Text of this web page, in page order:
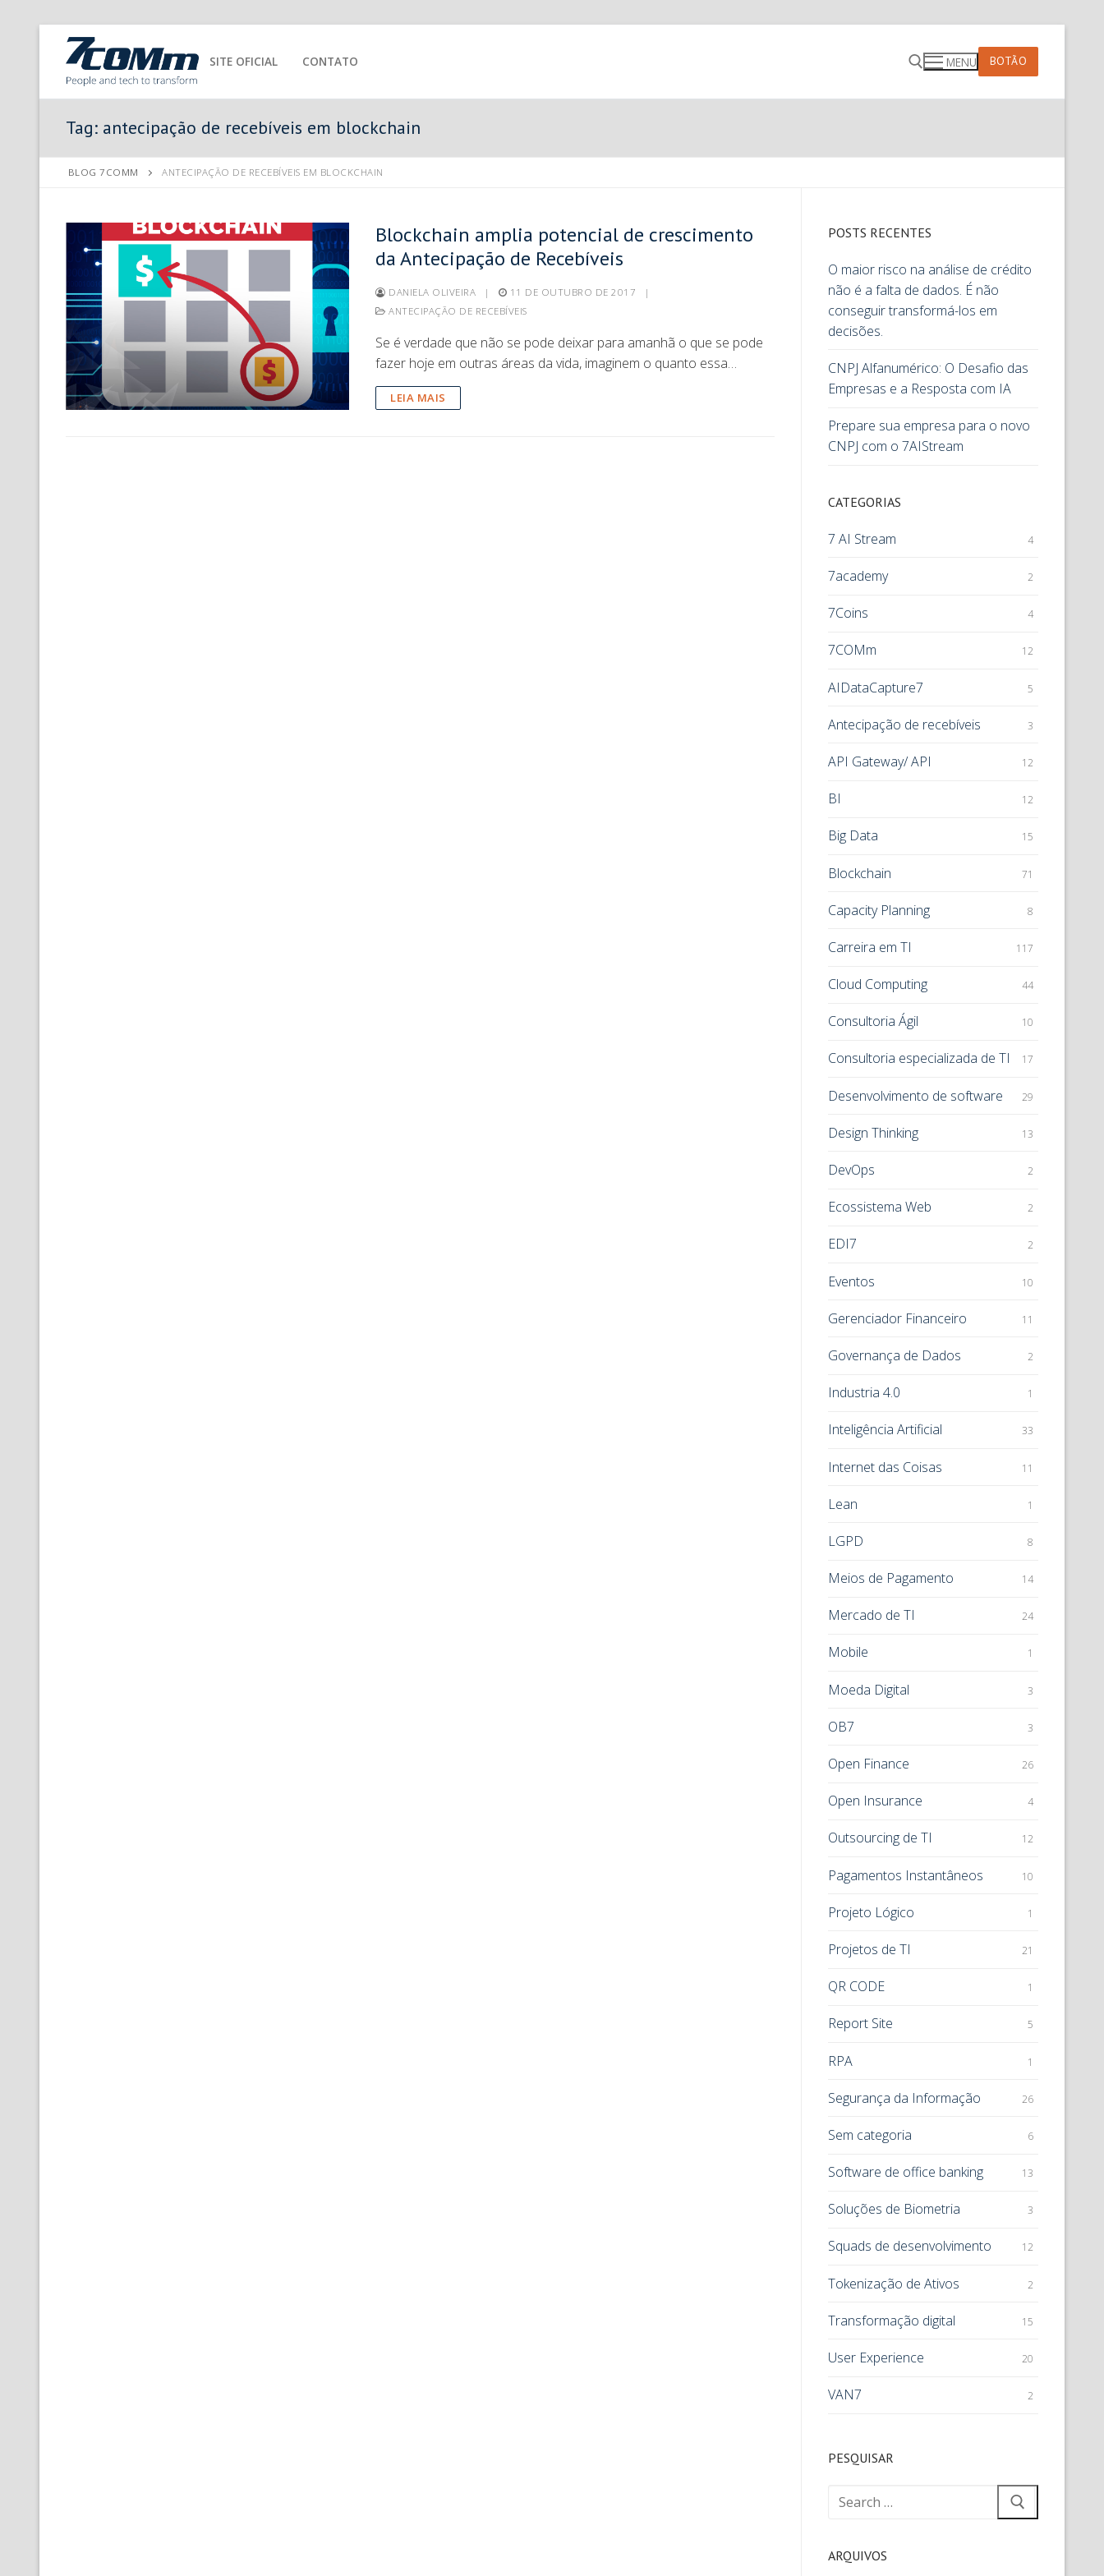
SITE OFICIAL CONTATO MENU BOTÃO
Tag: antecipação de recebíveis em blockchain
BLOG 7COMM ANTECIPAÇÃO DE RECEBÍVEIS EM BLOCKCHAIN
Blockchain amplia potencial de crescimento
da Antecipação de Recebíveis
DANIELA OLIVEIRA | 11 DE OUTUBRO DE 2017
|
ANTECIPAÇÃO DE RECEBÍVEIS
Se é verdade que não se pode deixar para amanhã o que se pode
fazer hoje em outras áreas da vida, imaginem o quanto essa…
LEIA MAIS
POSTS RECENTES
O maior risco na análise de crédito
não é a falta de dados. É não
conseguir transformá-los em
decisões.
CNPJ Alfanumérico: O Desafio das
Empresas e a Resposta com IA
Prepare sua empresa para o novo
CNPJ com o 7AIStream
CATEGORIAS
7 AI Stream 4
7academy 2
7Coins 4
7COMm 12
AIDataCapture7 5
Antecipação de recebíveis 3
API Gateway/ API 12
BI 12
Big Data 15
Blockchain 71
Capacity Planning 8
Carreira em TI 117
Cloud Computing 44
Consultoria Ágil 10
Consultoria especializada de TI 17
Desenvolvimento de software 29
Design Thinking 13
DevOps 2
Ecossistema Web 2
EDI7 2
Eventos 10
Gerenciador Financeiro 11
Governança de Dados 2
Industria 4.0 1
Inteligência Artificial 33
Internet das Coisas 11
Lean 1
LGPD 8
Meios de Pagamento 14
Mercado de TI 24
Mobile 1
Moeda Digital 3
OB7 3
Open Finance 26
Open Insurance 4
Outsourcing de TI 12
Pagamentos Instantâneos 10
Projeto Lógico 1
Projetos de TI 21
QR CODE 1
Report Site 5
RPA 1
Segurança da Informação 26
Sem categoria 6
Software de office banking 13
Soluções de Biometria 3
Squads de desenvolvimento 12
Tokenização de Ativos 2
Transformação digital 15
User Experience 20
VAN7 2
PESQUISAR
ARQUIVOS